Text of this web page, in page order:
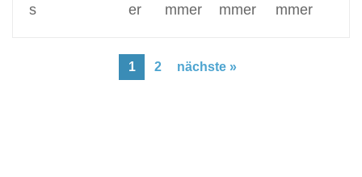
s
er
mmer
mmer
mmer
1 2 nächste »